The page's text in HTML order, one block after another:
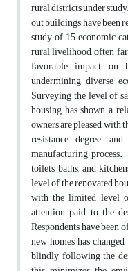
rural districts under
out buildings have been
study of 15 economic
rural livelihood, often
favorable impact on
undermining diverse
Surveying the level of
housing has shown a
owners are pleased with
resistance degree,
manufacturing
toilets, baths, and
level of the renovated
with the limited level
attention paid to the
Respondents have
new homes has
blindly following the